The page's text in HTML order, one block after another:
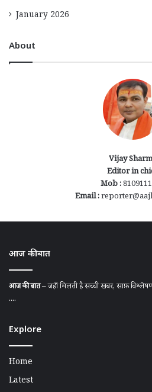
January 2026
About
Vijay
Editor in
Mob :
Email :
आज की बात
आज की बात– जहाँ मिलती है सच्ची खबर, साफ़ विश्लेषण
....
Explore
Home
Latest